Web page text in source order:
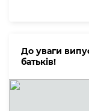
До уваги
батьків!